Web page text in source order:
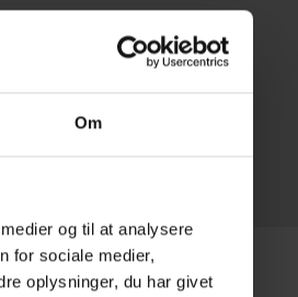
Om
og til at analysere
for sociale medier,
oplysninger, du har givet